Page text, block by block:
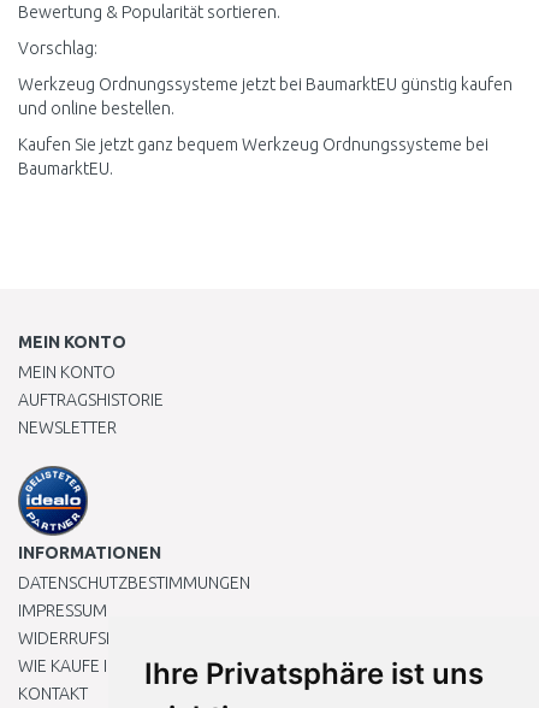
Ihre Privatsphäre ist uns
Bewertung & Popularität sortieren.
Vorschlag:
Werkzeug Ordnungssysteme jetzt bei BaumarktEU günstig kaufen
und online bestellen.
Kaufen Sie jetzt ganz bequem Werkzeug Ordnungssysteme bei
BaumarktEU.
MEIN KONTO
MEIN KONTO
AUFTRAGSHISTORIE
NEWSLETTER
INFORMATIONEN
DATENSCHUTZBESTIMMUNGEN
IMPRESSUM
WIDERRUFSRECHT
WIE KAUFE ICH EIN?
KONTAKT